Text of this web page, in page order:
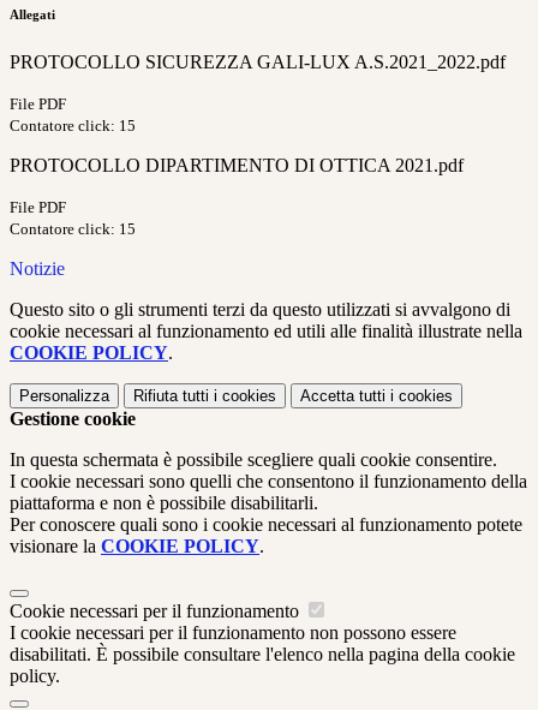
Allegati
PROTOCOLLO SICUREZZA GALI-LUX A.S.2021_2022.pdf
File PDF
Contatore click: 15
PROTOCOLLO DIPARTIMENTO DI OTTICA 2021.pdf
File PDF
Contatore click: 15
Notizie
Questo sito o gli strumenti terzi da questo utilizzati si avvalgono di
cookie necessari al funzionamento ed utili alle finalità illustrate nella
COOKIE POLICY.
Personalizza Rifiuta tutti i cookies Accetta tutti i cookies
Gestione cookie
In questa schermata è possibile scegliere quali cookie consentire.
I cookie necessari sono quelli che consentono il funzionamento della
piattaforma e non è possibile disabilitarli.
Per conoscere quali sono i cookie necessari al funzionamento potete
visionare la COOKIE POLICY.
Cookie necessari per il funzionamento
I cookie necessari per il funzionamento non possono essere
disabilitati. È possibile consultare l'elenco nella pagina della cookie
policy.